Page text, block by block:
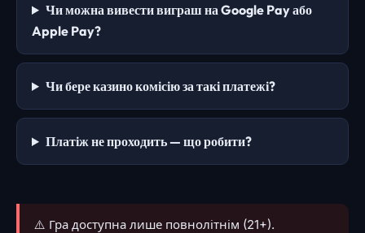
Чи можна вивести виграш на Google Pay або
Apple Pay?
Чи бере казино комісію за такі платежі?
Платіж не проходить — що робити?
⚠️ Гра доступна лише повнолітнім (21+).